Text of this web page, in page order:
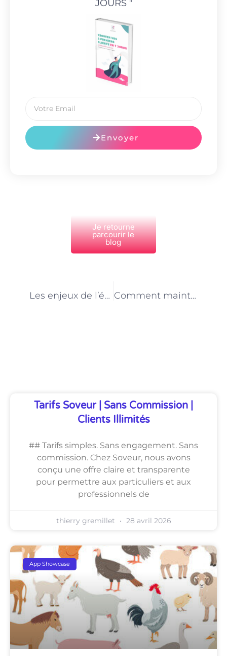
JOURS"
Envoyer
Je retourne
parcourir le
blog
Les enjeux de l’éthique animale dans la pratique quotidienne des aides vétérinaires à Paris Comment maintenir sa passion pour les animaux en tant qu’aide vétérinaire à Paris
Tarifs Soveur | Sans Commission |
Clients Illimités
## Tarifs simples. Sans engagement. Sans
commission. Chez Soveur, nous avons
conçu une offre claire et transparente
pour permettre aux particuliers et aux
professionnels de
thierry gremillet 28 avril 2026
App Showcase